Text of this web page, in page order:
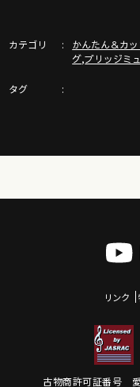
https://gazzlele.com/
https://gazzlele.com/
◾️◾️ウクレレを０から始め
◾️◾️ガズレレ式かんたんウ
https://gazzlele.com/
カテゴリ かんたん＆カッ
グ,ブリッジミ
タグ
リンク
古物商許可証番号